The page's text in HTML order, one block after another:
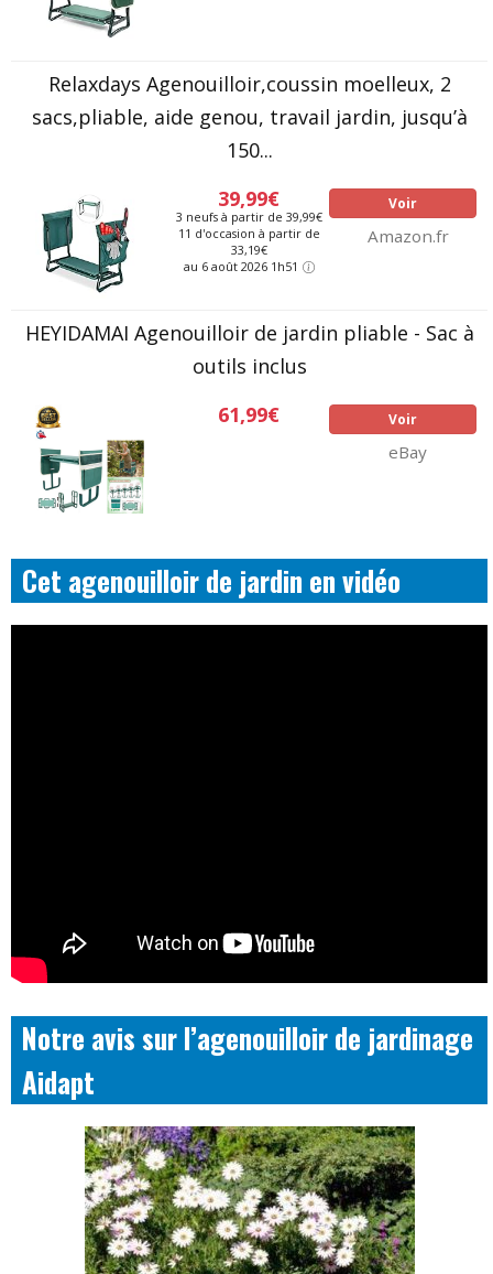
Relaxdays Agenouilloir,coussin moelleux, 2
sacs,pliable, aide genou, travail jardin, jusqu’à
150...
39,99€
3 neufs à partir de 39,99€
11 d'occasion à partir de
33,19€
au 6 août 2026 1h51
Voir
Amazon.fr
HEYIDAMAI Agenouilloir de jardin pliable - Sac à
outils inclus
61,99€
Voir
eBay
Cet agenouilloir de jardin en vidéo
Notre avis sur l’agenouilloir de jardinage
Aidapt